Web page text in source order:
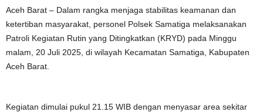
Aceh Barat – Dalam rangka menjaga stabilitas keamanan dan
ketertiban masyarakat, personel Polsek Samatiga melaksanakan
Patroli Kegiatan Rutin yang Ditingkatkan (KRYD) pada Minggu
malam, 20 Juli 2025, di wilayah Kecamatan Samatiga, Kabupaten
Aceh Barat.
Kegiatan dimulai pukul 21.15 WIB dengan menyasar area sekitar